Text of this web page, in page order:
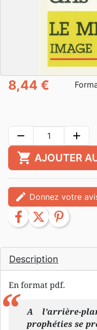
Description
En format pdf.
A l’arrière-
prophéties se
8,44 €
remove add
shopping_cart AJOUTER
edit Donnez votre
facebook twitter pinterest